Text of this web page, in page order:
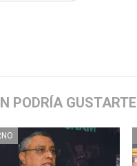
PODRÍA GUSTARTE